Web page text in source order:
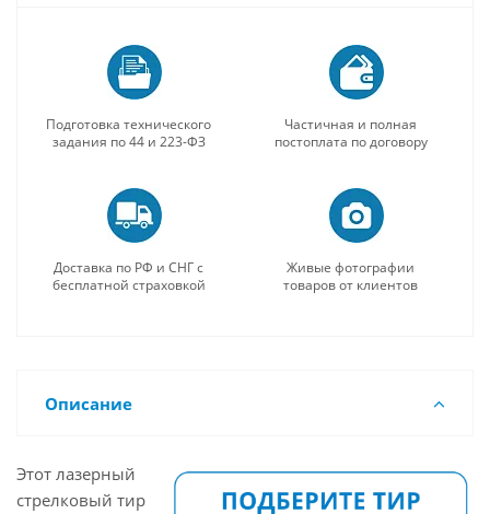
Подготовка технического
задания по 44 и 223-ФЗ
Частичная и полная
постоплата по договору
Доставка по РФ и СНГ с
бесплатной страховкой
Живые фотографии
товаров от клиентов
Описание
Этот лазерный
стрелковый тир